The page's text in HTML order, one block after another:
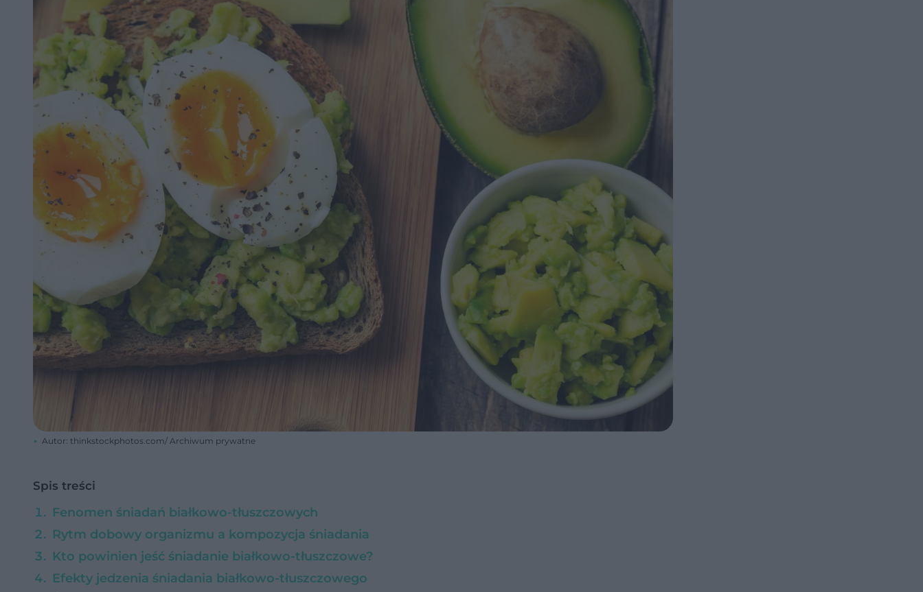
Autor: thinkstockphotos.com/ Archiwum prywatne
Spis treści
Fenomen śniadań białkowo-tłuszczowych
Rytm dobowy organizmu a kompozycja śniadania
Kto powinien jeść śniadanie białkowo-tłuszczowe?
Efekty jedzenia śniadania białkowo-tłuszczowego